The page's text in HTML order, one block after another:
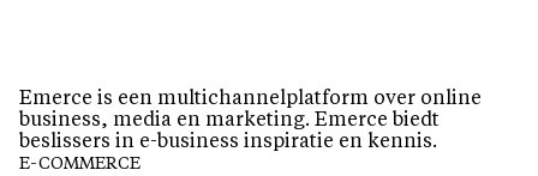
Emerce is een multichannelplatform over online
business, media en marketing. Emerce biedt
beslissers in e-business inspiratie en kennis.
E-COMMERCE